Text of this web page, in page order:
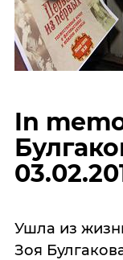
In
Ушла из
Зоя